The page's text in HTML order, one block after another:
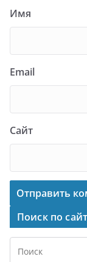
Имя
Email
Сайт
Поиск по